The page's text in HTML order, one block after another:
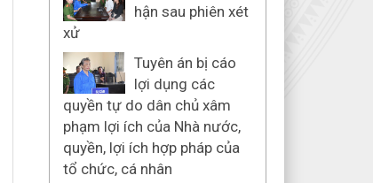
hận sau phiên xét
xử
Tuyên án bị cáo
lợi dụng các
quyền tự do dân chủ xâm
phạm lợi ích của Nhà nước,
quyền, lợi ích hợp pháp của
tổ chức, cá nhân